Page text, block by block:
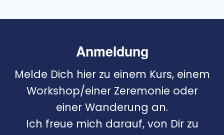
Anmeldung
Melde Dich hier zu einem Kurs, einem
Workshop/einer Zeremonie oder
einer Wanderung an.
Ich freue mich darauf, von Dir zu